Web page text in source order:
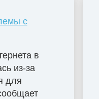
с
в
из-за
для